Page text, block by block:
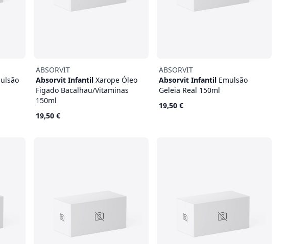
ABSORVIT
Absorvit Infantil Xarope Óleo
Figado Bacalhau/Vitaminas
150ml
19,50 €
ABSORVIT
Absorvit Infantil Emulsão
Geleia Real 150ml
19,50 €